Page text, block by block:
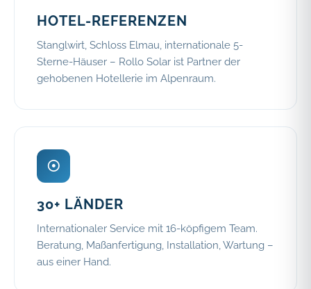
HOTEL-REFERENZEN
Stanglwirt, Schloss Elmau, internationale 5-
Sterne-Häuser – Rollo Solar ist Partner der
gehobenen Hotellerie im Alpenraum.
☉
30+ LÄNDER
Internationaler Service mit 16-köpfigem Team.
Beratung, Maßanfertigung, Installation, Wartung –
aus einer Hand.